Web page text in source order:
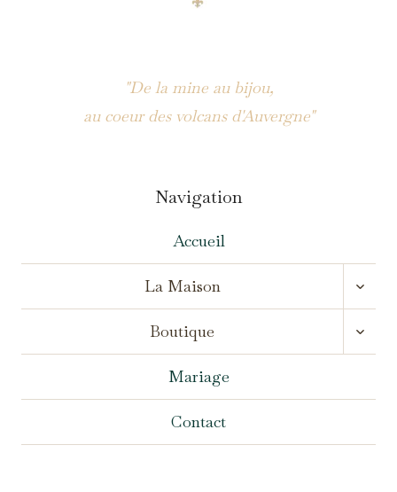
"De la mine au bijou,
au coeur des volcans d'Auvergne"
Navigation
Accueil
La Maison
MENU
Boutique
MENU
Mariage
Contact